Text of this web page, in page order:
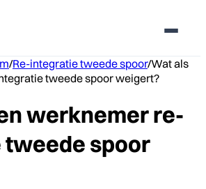
/Re-integratie tweede spoor/Wat als
tweede spoor weigert?
werknemer re-
spoor